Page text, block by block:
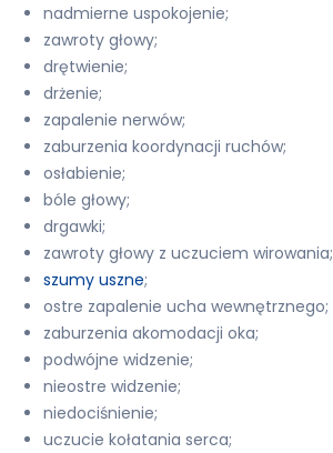
nadmierne uspokojenie;
zawroty głowy;
drętwienie;
drżenie;
zapalenie nerwów;
zaburzenia koordynacji ruchów;
osłabienie;
bóle głowy;
drgawki;
zawroty głowy z uczuciem wirowania;
szumy uszne;
ostre zapalenie ucha wewnętrznego;
zaburzenia akomodacji oka;
podwójne widzenie;
nieostre widzenie;
niedociśnienie;
uczucie kołatania serca;